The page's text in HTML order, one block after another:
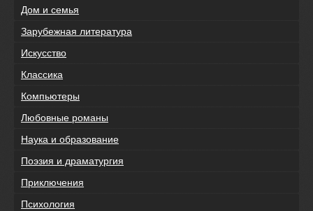
Дом и семья
Зарубежная литература
Искусство
Классика
Компьютеры
Любовные романы
Наука и образование
Поэзия и драматургия
Приключения
Психология